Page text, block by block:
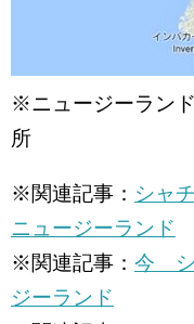
※ニュージーラン
所
※関連記事： シャ
ニュージーランド
※関連記事： 今 シ
ジーランド